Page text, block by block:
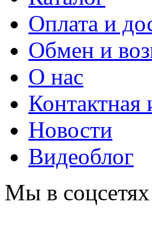
Оплата и
Обмен и
О нас
Новости
Видеоблог
Мы в соцсетях